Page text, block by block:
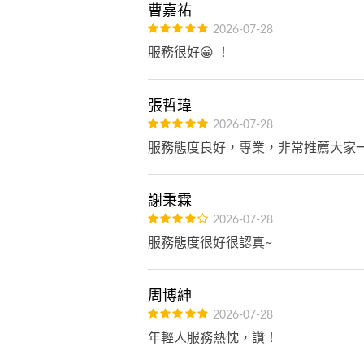
曹嘉祐
2026-07-28
服務很好😀 ！
張哲瑋
2026-07-28
服務態度良好，專業，非常推薦大家
謝秉霖
2026-07-28
服務態度很好很認真~
周博紳
2026-07-28
年輕人服務熱忱，讚！